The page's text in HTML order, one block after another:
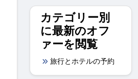
カテゴリー別
に最新のオフ
ァーを閲覧
旅行とホテルの予約